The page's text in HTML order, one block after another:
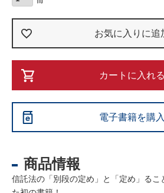
お気に入りに追
カートに入れる
電子書籍を購入
商品情報
信託法の「別段の定め」と「定め」るこ